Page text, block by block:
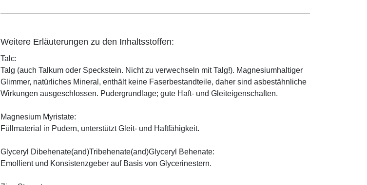
Weitere Erläuterungen zu den Inhaltsstoffen:
Talc:
Talg (auch Talkum oder Speckstein. Nicht zu verwechseln mit Talg!). Magnesiumhaltiger
Glimmer, natürliches Mineral, enthält keine Faserbestandteile, daher sind asbestähnliche
Wirkungen ausgeschlossen. Pudergrundlage; gute Haft- und Gleiteigenschaften.
Magnesium Myristate:
Füllmaterial in Pudern, unterstützt Gleit- und Haftfähigkeit.
Glyceryl Dibehenate(and)Tribehenate(and)Glyceryl Behenate:
Emollient und Konsistenzgeber auf Basis von Glycerinestern.